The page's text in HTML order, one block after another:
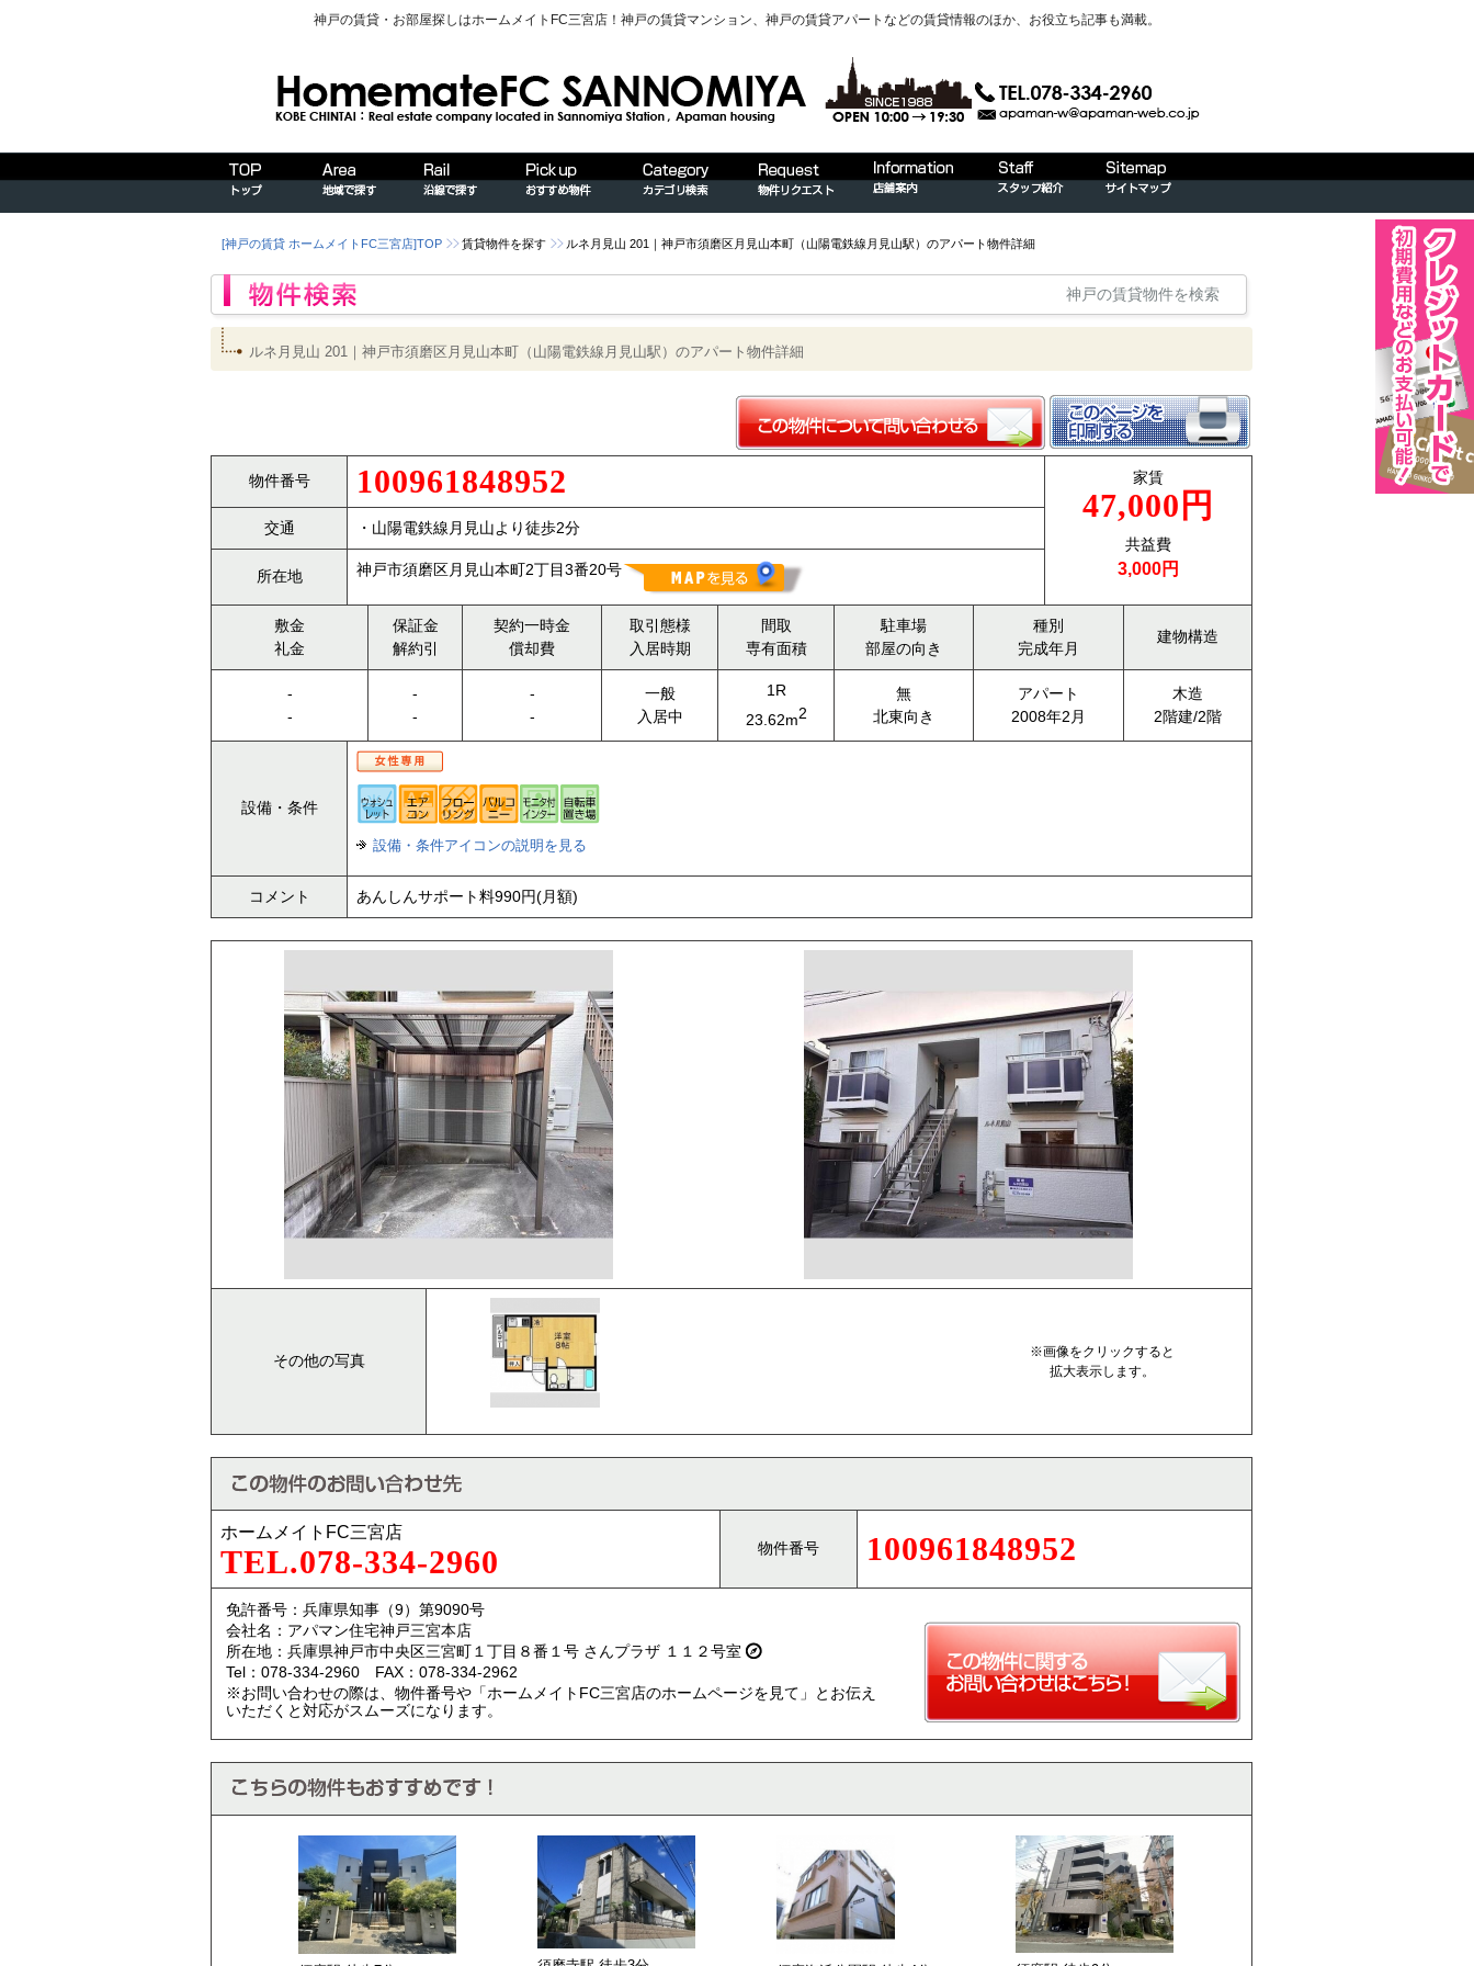
神戸の賃貸・お部屋探しはホームメイトFC三宮店！神戸の賃貸マンション、神戸の賃貸アパートなどの賃貸情報のほか、お役立ち記事も満載。
[神戸の賃貸 ホームメイトFC三宮店]TOP 賃貸物件を探す ルネ月見山 201｜神戸市須磨区月見山本町（山陽電鉄線月見山駅）のアパート物件詳細
神戸の賃貸物件を検索
ルネ月見山 201｜神戸市須磨区月見山本町（山陽電鉄線月見山駅）のアパート物件詳細
物件番号 100961848952 家賃
47,000円
共益費
3,000円
交通 ・山陽電鉄線月見山より徒歩2分
所在地 神戸市須磨区月見山本町2丁目3番20号
敷金
礼金
保証金
解約引
契約一時金
償却費
取引態様
入居時期
間取
専有面積
駐車場
部屋の向き
種別
完成年月
建物構造
-
-
-
-
-
-
一般
入居中
1R
23.62m2
無
北東向き
アパート
2008年2月
木造
2階建/2階
設備・条件
設備・条件アイコンの説明を見る
コメント あんしんサポート料990円(月額)
その他の写真
※画像をクリックすると
拡大表示します。
ホームメイトFC三宮店
TEL.078-334-2960 物件番号 100961848952
免許番号：兵庫県知事（9）第9090号
会社名：アパマン住宅神戸三宮本店
所在地：兵庫県神戸市中央区三宮町１丁目８番１号 さんプラザ １１２号室
Tel：078-334-2960 FAX：078-334-2962
※お問い合わせの際は、物件番号や「ホームメイトFC三宮店のホームページを見て」とお伝え
いただくと対応がスムーズになります。